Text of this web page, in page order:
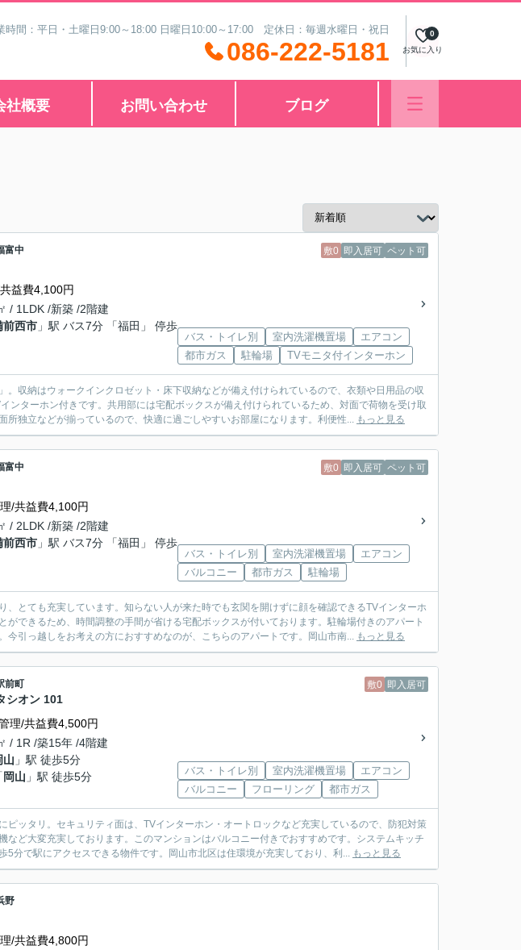
時間：平日・土曜日9:00～18:00 日曜日10:00～17:00 定休日：毎週水曜日・祝日
086-222-5181 お気に入り
0
社概要 お問い合わせ ブログ
敷0 即入居可 ペット可
富中
益費4,100円
/ 1LDK /新築 /2階建
前西市 」駅 バス7分 「福田」 停歩
バス・トイレ別 室内洗濯機置場
エアコン
都市ガス
駐輪場 TVモニタ付インターホン
。収納はウォークインクロゼット・床下収納などが備え付けられているので、衣類や日用品の収
ンターホン付きです。共用部には宅配ボックスが備え付けられているため、対面で荷物を受け取
所独立などが揃っているので、快適に過ごしやすいお部屋になります。利便性... もっと見る
敷0 即入居可 ペット可
富中
/共益費4,100円
/ 2LDK /新築 /2階建
前西市 」駅 バス7分 「福田」 停歩
バス・トイレ別 室内洗濯機置場
エアコン
バルコニー
都市ガス 駐輪場
、とても充実しています。知らない人が来た時でも玄関を開けずに顔を確認できるTVインターホ
ができるため、時間調整の手間が省ける宅配ボックスが付いております。駐輪場付きのアパート
今引っ越しをお考えの方におすすめなのが、こちらのアパートです。岡山市南... もっと見る
敷0 即入居可
前町
シオン 101
理/共益費4,500円
/ 1R /築15年 /4階建
山 」駅 徒歩5分
岡山 」駅 徒歩5分 バス・トイレ別 室内洗濯機置場
エアコン
バルコニー
フローリング 都市ガス
ピッタリ。セキュリティ面は、TVインターホン・オートロックなど充実しているので、防犯対策
など大変充実しております。このマンションはバルコニー付きでおすすめです。システムキッチ
5分で駅にアクセスできる物件です。岡山市北区は住環境が充実しており、利... もっと見る
野
/共益費4,800円